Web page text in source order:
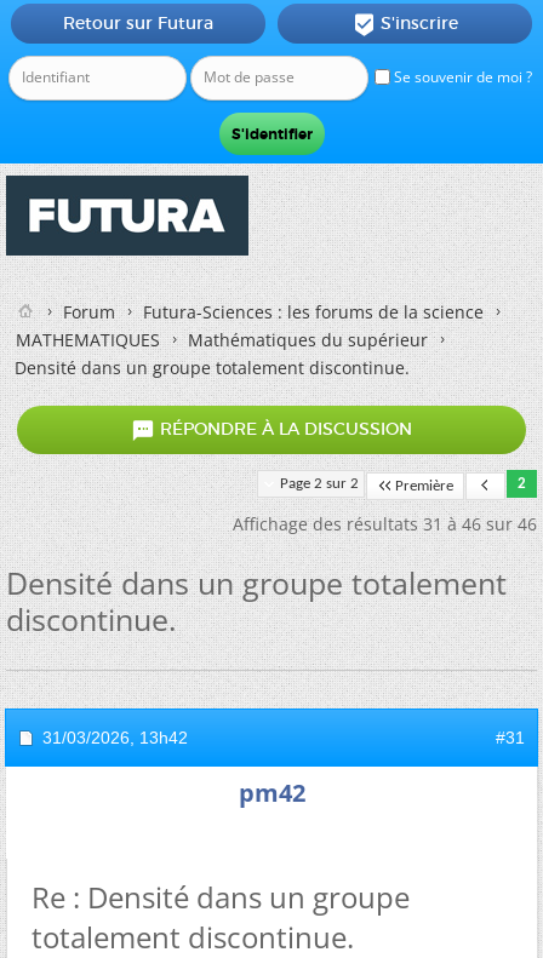
Se souvenir de moi ?
Retour sur Futura  S'inscrire
Forum
Futura-Sciences : les forums de la science
MATHEMATIQUES
Mathématiques du supérieur
Densité dans un groupe totalement discontinue.
 RÉPONDRE À LA DISCUSSION
Page 2 sur 2 Première 2
Affichage des résultats 31 à 46 sur 46
Densité dans un groupe totalement
discontinue.
31/03/2026, 13h42 #31
pm42
Re : Densité dans un groupe
totalement discontinue.